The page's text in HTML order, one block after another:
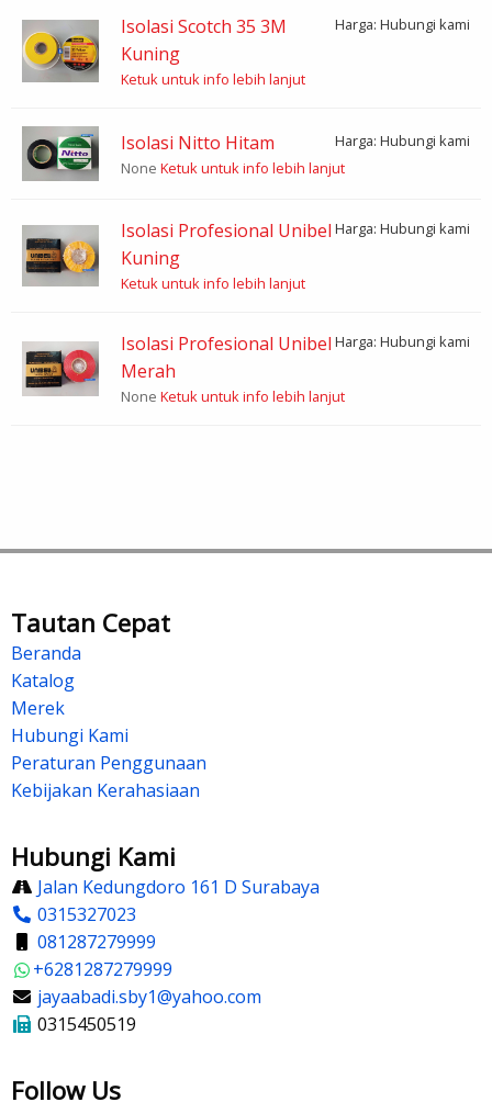
Isolasi Scotch 35 3M
Kuning
Harga: Hubungi kami
Ketuk untuk info lebih lanjut
Isolasi Nitto Hitam
Harga: Hubungi kami
None Ketuk untuk info lebih lanjut
Isolasi Profesional Unibel
Kuning
Harga: Hubungi kami
Ketuk untuk info lebih lanjut
Isolasi Profesional Unibel
Merah
Harga: Hubungi kami
None Ketuk untuk info lebih lanjut
Tautan Cepat
Beranda
Katalog
Merek
Hubungi Kami
Peraturan Penggunaan
Kebijakan Kerahasiaan
Hubungi Kami
Jalan Kedungdoro 161 D Surabaya
0315327023
081287279999
+6281287279999
jayaabadi.sby1@yahoo.com
0315450519
Follow Us